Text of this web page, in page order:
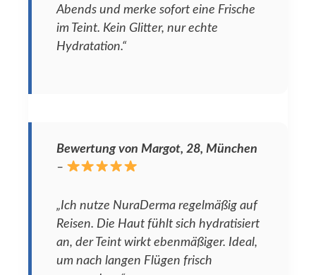
Abends und merke sofort eine Frische
im Teint. Kein Glitter, nur echte
Hydratation.“
Bewertung von Margot, 28, München
–
„Ich nutze NuraDerma regelmäßig auf
Reisen. Die Haut fühlt sich hydratisiert
an, der Teint wirkt ebenmäßiger. Ideal,
um nach langen Flügen frisch